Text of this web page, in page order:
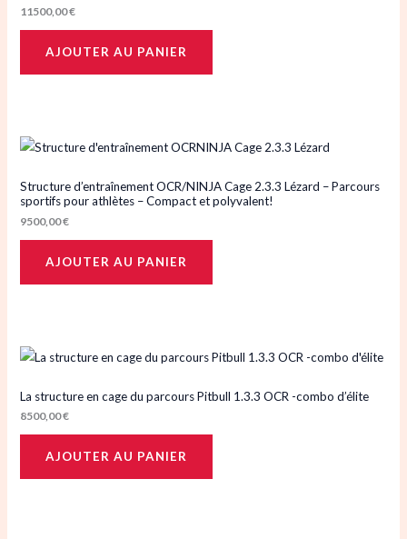
11500,00€
AJOUTER AU PANIER
Structure d’entraînement OCR/NINJA Cage 2.3.3 Lézard – Parcours
sportifs pour athlètes – Compact et polyvalent!
9500,00€
AJOUTER AU PANIER
La structure en cage du parcours Pitbull 1.3.3 OCR -combo d’élite
8500,00€
AJOUTER AU PANIER